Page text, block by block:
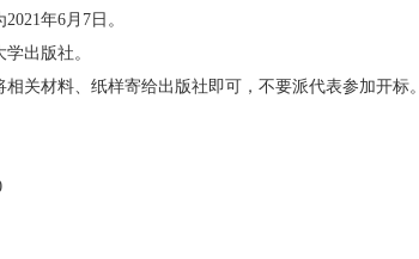
年6月7日。
出版社。
关材料、纸样寄给出版社即可，不要派代表参加开标。